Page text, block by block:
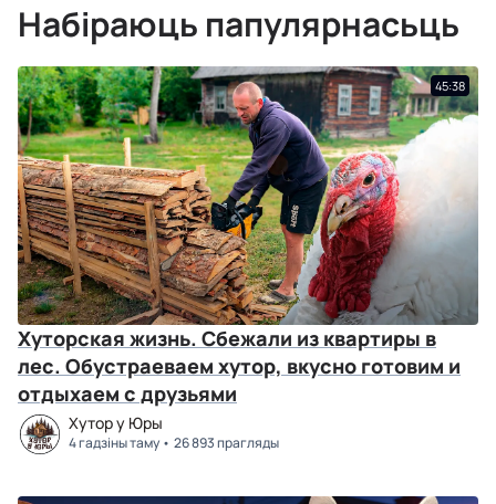
Набіраюць папулярнасьць
45:38
Хуторская жизнь. Сбежали из квартиры в
лес. Обустраеваем хутор, вкусно готовим и
отдыхаем с друзьями
Хутор у Юры
4 гадзіны таму 26 893 прагляды